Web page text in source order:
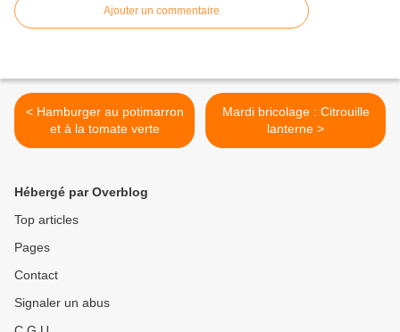
Ajouter un commentaire
< Hamburger au potimarron
et à la tomate verte
Mardi bricolage : Citrouille
lanterne >
Hébergé par Overblog
Top articles
Pages
Contact
Signaler un abus